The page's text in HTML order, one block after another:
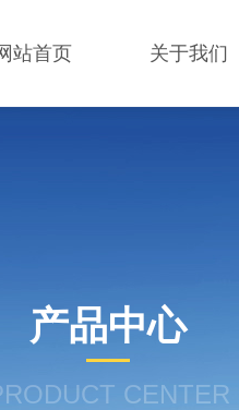
站首页 关于我们
产品中心
CENTER